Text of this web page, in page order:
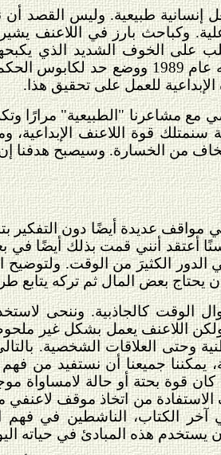
إنسانية طبيعية. وليس القصد
وكباحث بارز في اللاعنف
على الخوف الشديد الذي
الطرق الدستورية كافية لإسقاط أوغستو
للعمل على تحقيق هذا.
مشاعرنا "الطبيعية" مرارًا
سنمتلك قوة اللاعنف
الخسارة. وسيصبح هدفنا إن
عديدة أيضًا دون التفكير
أعتقد أنني قمت بذلك أيضًا في
الدور الكثيرَ من الوقت. ولتوضيح
بعض المال ثم تركه يتابع
الوقت كالجاذبية. وننحى
اللاعنف يعمل بشكل غير
العلاقات الشخصية.
جميعنا أن نستفيد من فهم
قوة بحتة أو حالة لامساواة
من اتخاذ موقف لاعنفي
الكتاب، الناشطين في فهم
يستخدم هذه المبادئ في حياته